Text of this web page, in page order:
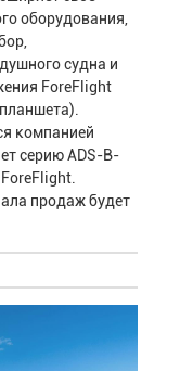
оборудования,
судна и
ForeFlight
компанией
серию ADS-B-
продаж будет